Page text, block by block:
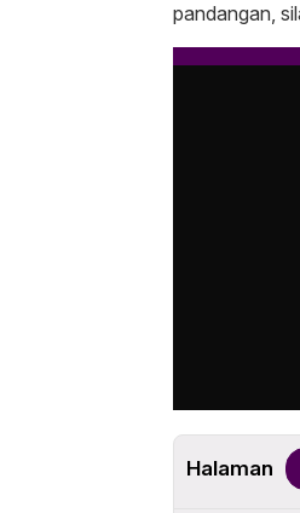
pandangan,
Halaman